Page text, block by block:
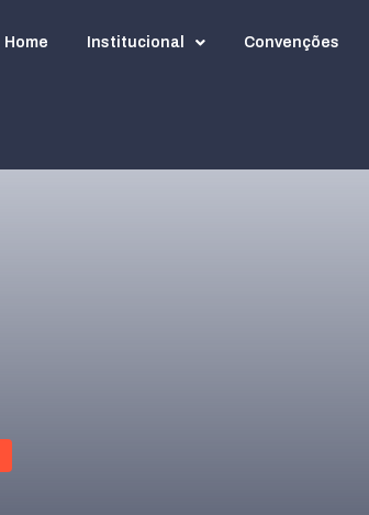
Home Institucional Convenções